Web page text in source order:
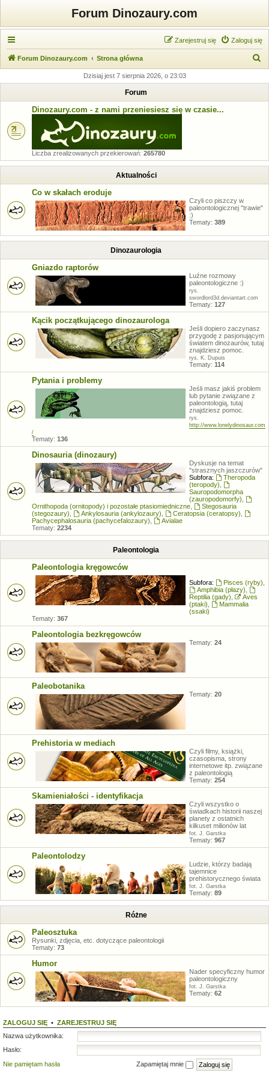
Forum Dinozaury.com
Zaloguj się
Zarejestruj się
Forum Dinozaury.com Strona główna
k
Dzisiaj jest 7 sierpnia 2026, o 23:03
Forum
Dinozaury.com - z nami przeniesiesz się w czasie...
Liczba zrealizowanych przekierowań: 265780
Aktualności
Co w skałach eroduje
Czyli co piszczy w
paleontologicznej "trawie"
:)
Tematy: 389
Dinozaurologia
Gniazdo raptorów
Luźne rozmowy
paleontologiczne :)
rys.
swordlord3d.deviantart.com
Tematy: 127
Kącik początkującego dinozaurologa
Jeśli dopiero zaczynasz
przygodę z pasjonującym
światem dinozaurów, tutaj
znajdziesz pomoc.
rys. K. Dupuis
Tematy: 114
Pytania i problemy
Jeśli masz jakiś problem
lub pytanie związane z
paleontologią, tutaj
znajdziesz pomoc.
rys.
http://www.lonelydinosaur.com
/
Tematy: 136
Dinosauria (dinozaury)
Dyskusje na temat
"strasznych jaszczurów"
Subfora:
Theropoda
(teropody)
Sauropodomorpha
(zauropodomorfy)
Ornithopoda (ornitopody) i pozostałe ptasiomiedniczne
Stegosauria
(stegozaury)
Ankylosauria (ankylozaury) Ceratopsia (ceratopsy)
Pachycephalosauria (pachycefalozaury)
Avialae
Tematy: 2234
Paleontologia
Paleontologia kręgowców
Subfora: Pisces (ryby)
Amphibia (płazy)
Reptilia (gady)
Aves
(ptaki)
Mammalia
(ssaki)
Tematy: 367
Paleontologia bezkręgowców
Tematy: 24
Paleobotanika
Tematy: 20
Prehistoria w mediach
Czyli filmy, książki,
czasopisma, strony
internetowe itp. związane
z paleontologią
Tematy: 254
Skamieniałości - identyfikacja
Czyli wszystko o
świadkach historii naszej
planety z ostatnich
kilkuset milionów lat
fot. J. Garstka
Tematy: 967
Paleontolodzy
Ludzie, którzy badają
tajemnice
prehistorycznego świata
fot. J. Garstka
Tematy: 89
Różne
Paleosztuka
Rysunki, zdjęcia, etc. dotyczące paleontologii
Tematy: 73
Humor
Nader specyficzny humor
paleontologiczny
fot. J. Garstka
Tematy: 62
ZALOGUJ SIĘ • ZAREJESTRUJ SIĘ
Nazwa użytkownika:
Hasło:
Nie pamiętam hasła
Zapamiętaj mnie